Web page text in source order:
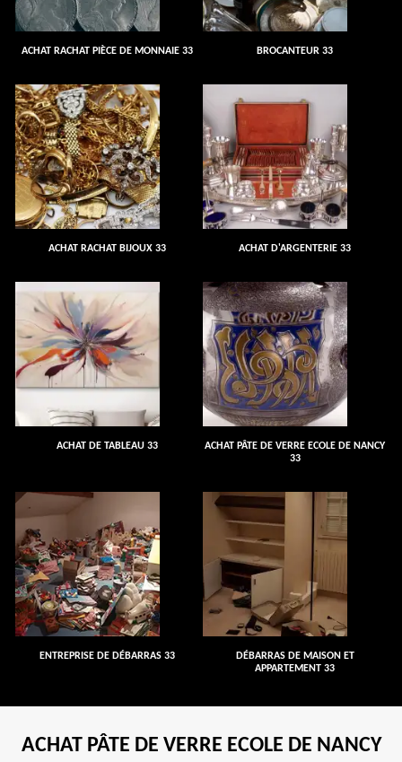
ACHAT RACHAT PIÈCE DE MONNAIE 33 BROCANTEUR 33
ACHAT RACHAT BIJOUX 33 ACHAT D'ARGENTERIE 33
ACHAT DE TABLEAU 33
ACHAT PÂTE DE VERRE ECOLE DE NANCY
33
ENTREPRISE DE DÉBARRAS 33
DÉBARRAS DE MAISON ET
APPARTEMENT 33
ACHAT PÂTE DE VERRE ECOLE DE NANCY